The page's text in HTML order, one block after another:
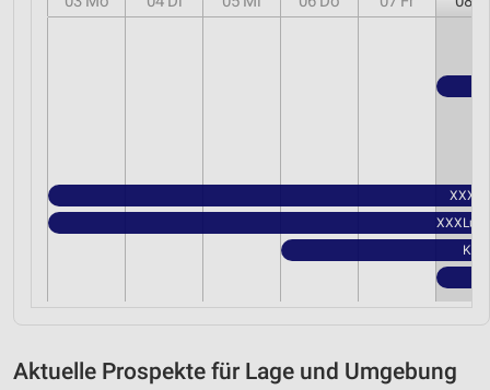
XXXLutz
Aktuelle Prospekte für Lage und Umgebung